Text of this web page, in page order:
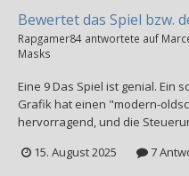
Bewertet das Spiel bzw.
Rapgamer84 antwortete auf
Masks
Eine 9 Das Spiel ist genial. Ein
Grafik hat einen "modern-
hervorragend, und die
15. August 2025
7